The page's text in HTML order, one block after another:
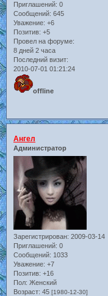
Приглашений: 0
Сообщений: 645
Уважение: +6
Позитив: +5
Провел на форуме:
8 дней 2 часа
Последний визит:
2010-07-01 01:21:24
offline
Ангел
Администратор
Зарегистрирован: 2009-03-14
Приглашений: 0
Сообщений: 1033
Уважение: +7
Позитив: +16
Пол: Женский
Возраст: 45 [1980-12-30]